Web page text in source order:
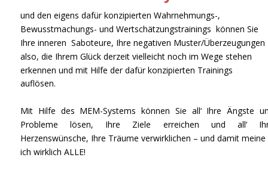
und den eigens dafür konzipierten Wahrnehmungs-,
Bewusstmachungs- und Wertschätzungstrainings  können Sie
Ihre inneren  Saboteure, Ihre negativen Muster/Überzeugungen
also, die Ihrem Glück derzeit vielleicht noch im Wege stehen
erkennen und mit Hilfe der dafür konzipierten Trainings
auflösen.
Mit Hilfe des MEM-Systems können Sie all‘ Ihre Ängste
Probleme lösen, Ihre Ziele erreichen und all‘
Herzenswünsche, Ihre Träume verwirklichen – und damit meine
ich wirklich ALLE!